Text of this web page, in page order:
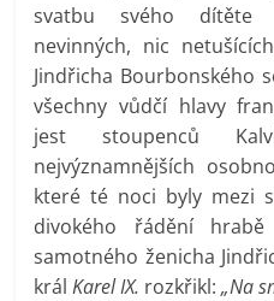
svatbu svého dítěte
nevinných, nic
Jindřicha Bourbonského
všechny vůdčí hlavy
jest stoupenců
nejvýznamnějších
které té noci byly mezi
divokého řádění
samotného ženicha
králKarel IX. rozkřikl:„Na